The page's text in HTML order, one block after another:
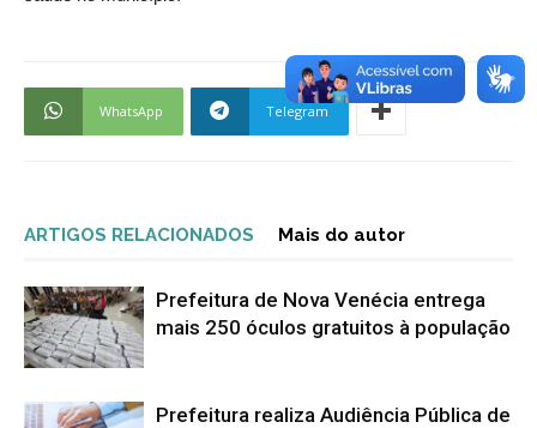
WhatsApp Telegram
ARTIGOS RELACIONADOS Mais do autor
Prefeitura de Nova Venécia entrega
mais 250 óculos gratuitos à população
Prefeitura realiza Audiência Pública de